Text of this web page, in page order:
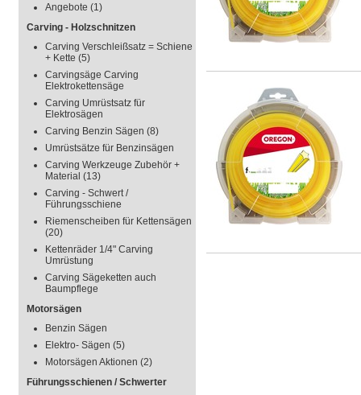
Angebote (1)
Carving - Holzschnitzen
Carving Verschleißsatz = Schiene
+ Kette (5)
Carvingsäge Carving
Elektrokettensäge
Carving Umrüstsatz für
Elektrosägen
Carving Benzin Sägen (8)
Umrüstsätze für Benzinsägen
Carving Werkzeuge Zubehör +
Material (13)
Carving - Schwert /
Führungsschiene
Riemenscheiben für Kettensägen
(20)
Kettenräder 1/4" Carving
Umrüstung
Carving Sägeketten auch
Baumpflege
Motorsägen
Benzin Sägen
Elektro- Sägen (5)
Motorsägen Aktionen (2)
Führungsschienen / Schwerter